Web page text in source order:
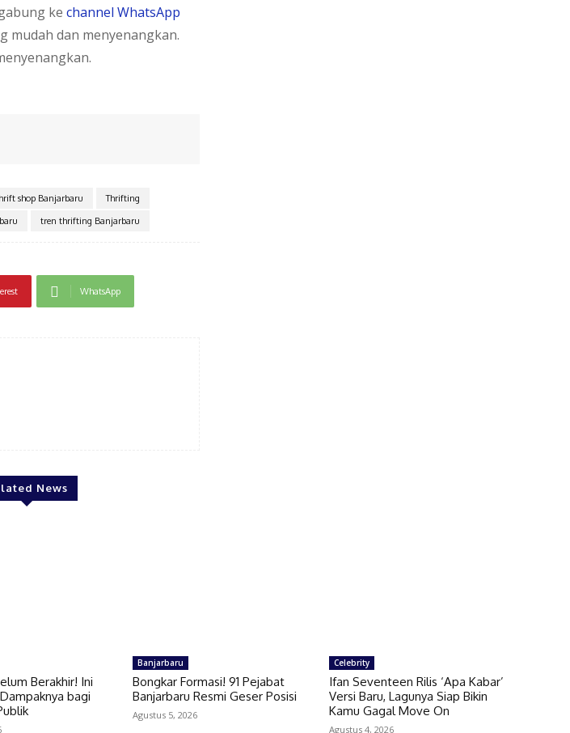
ke channel WhatsApp
mudah dan menyenangkan.
shop Banjarbaru
Thrifting
tren thrifting Banjarbaru
WhatsApp
News
Berakhir! Ini
bagi
Banjarbaru
Bongkar Formasi! 91 Pejabat
Banjarbaru Resmi Geser Posisi
Agustus 5, 2026
Celebrity
Ifan Seventeen Rilis ‘Apa Kabar’
Versi Baru, Lagunya Siap Bikin
Kamu Gagal Move On
Agustus 4, 2026